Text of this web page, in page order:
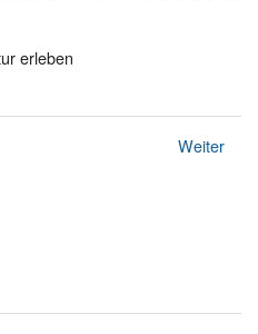
erleben
Weiter